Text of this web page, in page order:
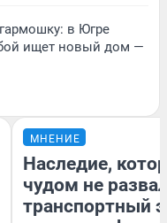
в Югре
ищет новый дом —
МНЕНИЕ
Наследие,
чудом не
транспортный